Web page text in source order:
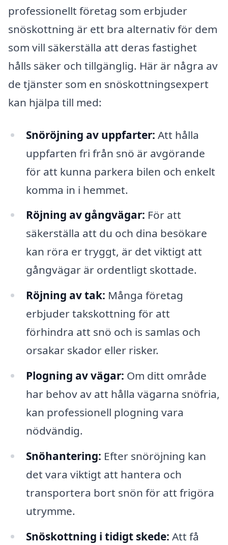
professionellt företag som erbjuder
snöskottning är ett bra alternativ för dem
som vill säkerställa att deras fastighet
hålls säker och tillgänglig. Här är några av
de tjänster som en snöskottningsexpert
kan hjälpa till med:
Snöröjning av uppfarter: Att hålla
uppfarten fri från snö är avgörande
för att kunna parkera bilen och enkelt
komma in i hemmet.
Röjning av gångvägar: För att
säkerställa att du och dina besökare
kan röra er tryggt, är det viktigt att
gångvägar är ordentligt skottade.
Röjning av tak: Många företag
erbjuder takskottning för att
förhindra att snö och is samlas och
orsakar skador eller risker.
Plogning av vägar: Om ditt område
har behov av att hålla vägarna snöfria,
kan professionell plogning vara
nödvändig.
Snöhantering: Efter snöröjning kan
det vara viktigt att hantera och
transportera bort snön för att frigöra
utrymme.
Snöskottning i tidigt skede: Att få